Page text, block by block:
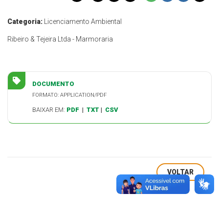
Categoria: Licenciamento Ambiental
Ribeiro & Tejeira Ltda - Marmoraria
DOCUMENTO
FORMATO: APPLICATION/PDF
BAIXAR EM: PDF | TXT | CSV
VOLTAR